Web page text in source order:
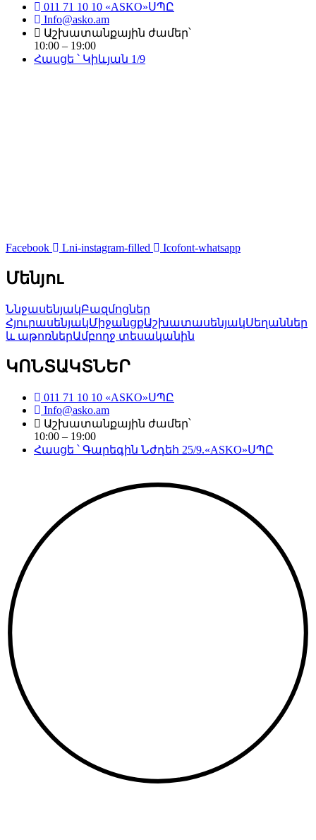
011 71 10 10 «ASKO»ՍՊԸ
Info@asko.am
Աշխատանքային ժամեր՝
10:00 – 19:00
Հասցե ՝ Կիևյան 1/9
Facebook Lni-instagram-filled Icofont-whatsapp
Մենյու
ՆնջասենյակԲազմոցներ
ՀյուրասենյակՄիջանցքԱշխատասենյակՍեղաններ
և աթոռներԱմբողջ տեսականին
ԿՈՆՏԱԿՏՆԵՐ
011 71 10 10 «ASKO»ՍՊԸ
Info@asko.am
Աշխատանքային ժամեր՝
10:00 – 19:00
Հասցե ՝ Գարեգին Նժդեհ 25/9.«ASKO»ՍՊԸ